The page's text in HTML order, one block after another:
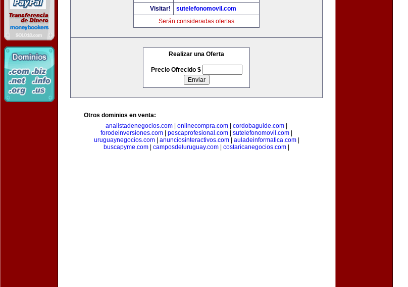
Visitar!
sutelefonomovil.com
Serán consideradas ofertas
Realizar una Oferta
Precio Ofrecido $
Otros dominios en venta:
analistadenegocios.com
onlinecompra.com cordobaguide.com
forodeinversiones.com
pescaprofesional.com sutelefonomovil.com
uruguaynegocios.com| anunciosinteractivos.com| auladeinformatica.com|
buscapyme.com
camposdeluruguay.com costaricanegocios.com